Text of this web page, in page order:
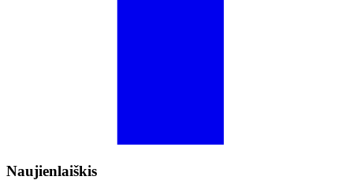
Naujienlaiškis